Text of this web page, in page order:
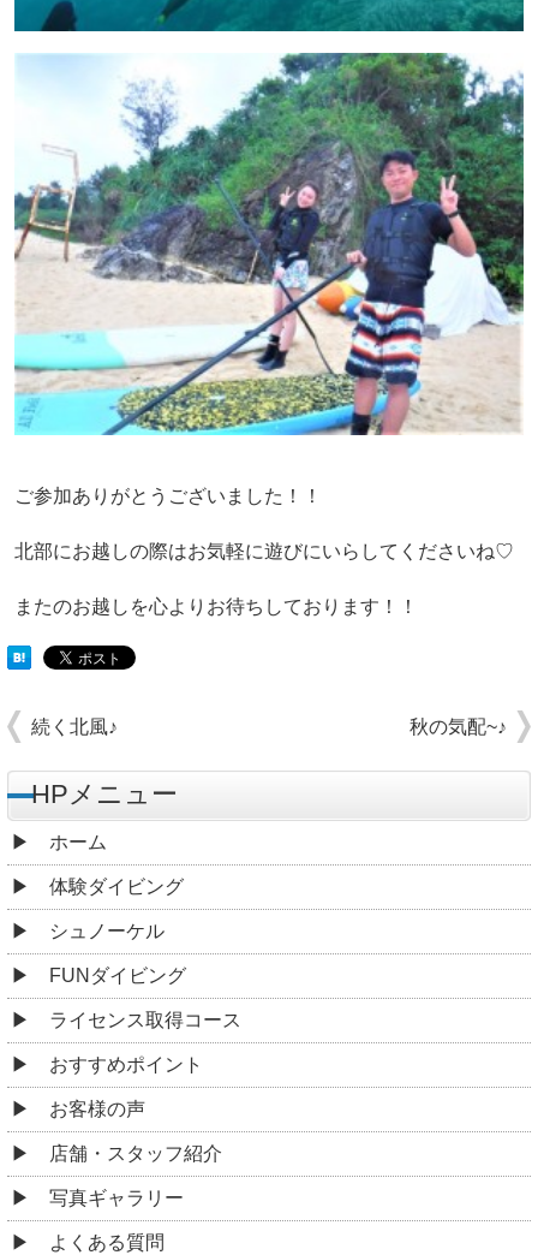
ご参加ありがとうございました！！
北部にお越しの際はお気軽に遊びにいらしてくださいね♡
またのお越しを心よりお待ちしております！！
続く北風♪ 秋の気配~♪
HPメニュー
ホーム
体験ダイビング
シュノーケル
FUNダイビング
ライセンス取得コース
おすすめポイント
お客様の声
店舗・スタッフ紹介
写真ギャラリー
よくある質問